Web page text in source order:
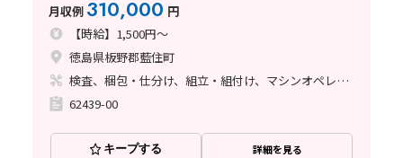
月収例 310,000 円
【時給】1,500円～
徳島県板野郡藍住町
検査、梱包・仕分け、組立・組付け、マシンオペレーター、玉掛け・クレーン
62439-00
キープする 詳細を見る